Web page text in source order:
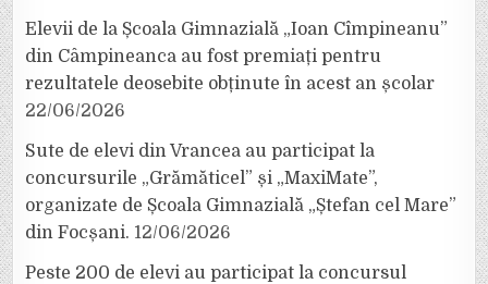
Elevii de la Școala Gimnazială „Ioan Cîmpineanu”
din Câmpineanca au fost premiați pentru
rezultatele deosebite obținute în acest an școlar
22/06/2026
Sute de elevi din Vrancea au participat la
concursurile „Grămăticel” și „MaxiMate”,
organizate de Școala Gimnazială „Ștefan cel Mare”
din Focșani. 12/06/2026
Peste 200 de elevi au participat la concursul